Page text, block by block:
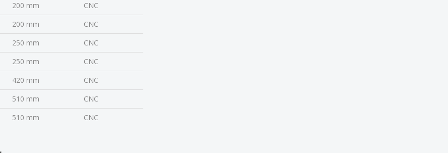
200 mm
CNC
200 mm
CNC
250 mm
CNC
250 mm
CNC
420 mm
CNC
510 mm
CNC
510 mm CNC